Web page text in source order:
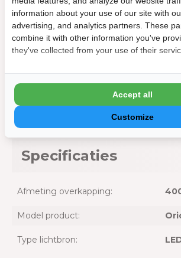
Dimbare LED-strips voor
licht
Eenvoudige bediening via
Makkelijke installatie aan je Orion
Weerbestendig en geschikt voor
Energiezuinig met lange
Let op: alleen geschikt voor Orion
Specificaties
Afmeting overkapping:
Model product:
Type lichtbron:
information about your use of our site with
advertising, and analytics partners. These
combine it with other information you've
they've collected from your use of their
Customize
Accept all